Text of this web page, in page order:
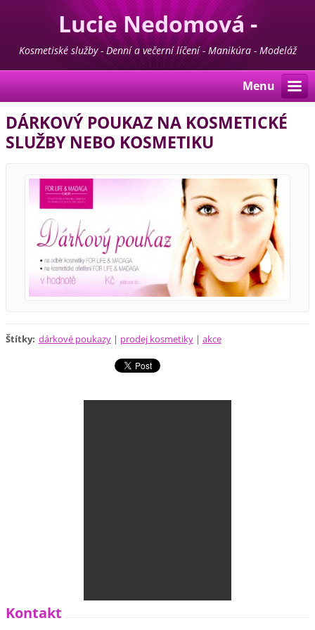
Lucie Nedomová -
Kosmetika - Manikúra -
Pedikúra
Kosmetiské služby - Denní a večerní líčení - Manikúra - Modeláž
nehtů - Pedikúra - Depilace - Prodej kosmetiky For Life & Madaga
Menu
DÁRKOVÝ POUKAZ NA KOSMETICKÉ
SLUŽBY NEBO KOSMETIKU
Štítky: dárkové poukazy | prodej kosmetiky | akce
Kontakt